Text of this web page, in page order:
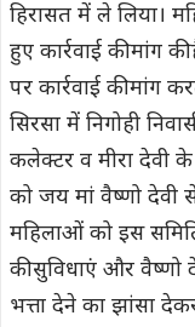
हिरासत में ले लिया।
हुए कार्रवाई की मांग
पर कार्रवाई की मांग
सिरसा में निगोही
कलेक्टर व मीरा देवी
को जय मां वैष्णो देवी
महिलाओं को इस
की सुविधाएं और वैष्णो
भत्ता देने का झांसा